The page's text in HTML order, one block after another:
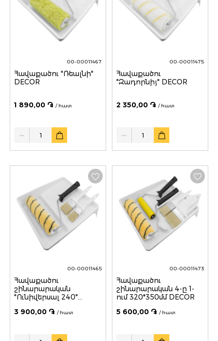
00-00011467
Հավաքածու "Ռեալնի"
DECOR
1 890,00 ֏ / հատ
Quantity
00-00011475
Հավաքածու
"Զադորնիյ" DECOR
2 350,00 ֏ / հատ
Quantity
00-00011465
Հավաքածու
շինարարական
"Ունիվերսալ 240"
3 900,00 ֏ / հատ
Quantity
00-00011473
Հավաքածու
շինարարական 4-ը 1-
ում 320*350մմ DECOR
5 600,00 ֏ / հատ
Quantity